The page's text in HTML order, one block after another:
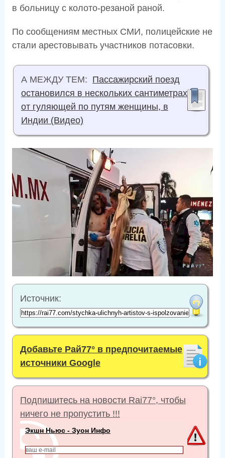
в больницу с колото-резаной раной.
По сообщениям местных СМИ, полицейские не
стали арестовывать участников потасовки.
А МЕЖДУ ТЕМ: Пассажирский поезд
остановился в нескольких сантиметрах
от гуляющей по путям женщины, в
Индии (Видео)
Источник:
Добавьте Рай77° в предпочитаемые
источники Google
Подпишитесь на новости Rai77°, чтобы
ничего не пропустить !!!
Экшн Ньюс - Зуон Инфо